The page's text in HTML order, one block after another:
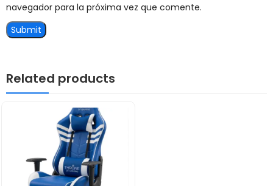
navegador para la próxima vez que comente.
Related products